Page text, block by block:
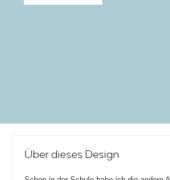
Über dieses Design